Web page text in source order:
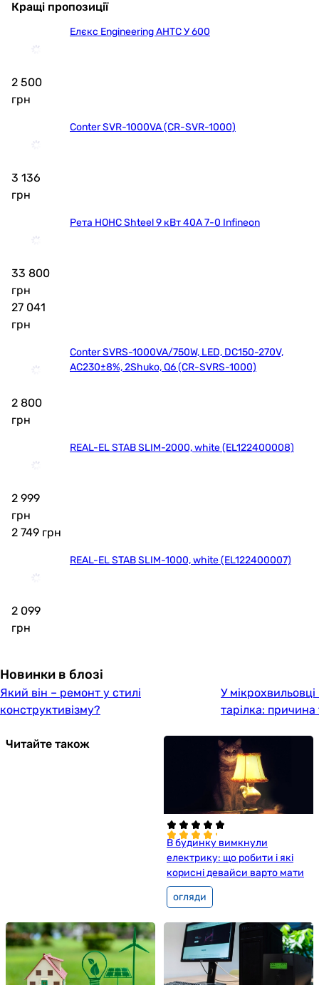
Кращі пропозиції
Елєкс Engineering АНТС У 600
2 500
грн
Conter SVR-1000VA (CR-SVR-1000)
3 136
грн
Рета HOHC Shteel 9 кВт 40А 7-0 Infineon
33 800
грн
27 041
грн
Conter SVRS-1000VA/750W, LED, DC150-270V,
AC230±8%, 2Shuko, Q6 (CR-SVRS-1000)
2 800
грн
REAL-EL STAB SLIM-2000, white (EL122400008)
2 999
грн
2 749 грн
REAL-EL STAB SLIM-1000, white (EL122400007)
2 099
грн
Новинки в блозі
Який він – ремонт у стилі
конструктивізму?
У
тарілка:
Читайте також
В будинку вимкнули
електрику: що робити і які
корисні девайси варто мати
огляди